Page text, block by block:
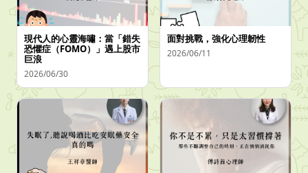
現代人的心靈海嘯：當「錯失
恐懼症（FOMO）」遇上股市
巨浪
2026/06/30
面對挑戰，強化心理韌性
2026/06/11